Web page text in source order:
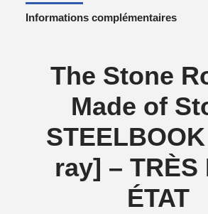
Informations complémentaires
The Stone
Made of
ray] – TRÈS
ÉTAT